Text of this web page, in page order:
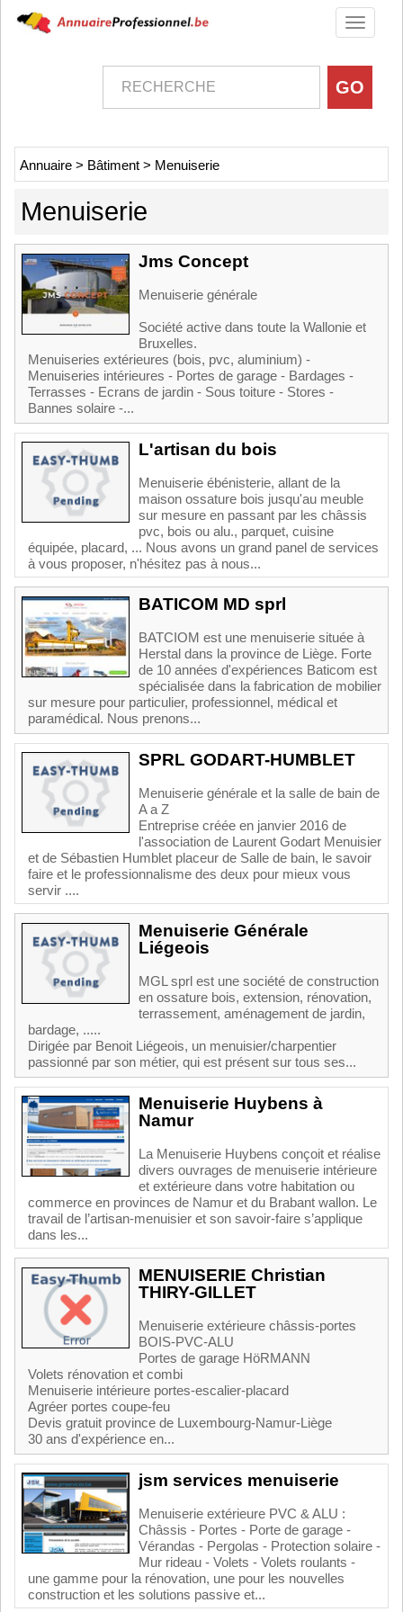
Toggle
Annuaire > Bâtiment > Menuiserie
Menuiserie
Jms Concept
Menuiserie générale
Société active dans toute la Wallonie et
Bruxelles.
Menuiseries extérieures (bois, pvc, aluminium) -
Menuiseries intérieures - Portes de garage - Bardages -
Terrasses - Ecrans de jardin - Sous toiture - Stores -
Bannes solaire -...
L'artisan du bois
Menuiserie ébénisterie, allant de la
maison ossature bois jusqu'au meuble
sur mesure en passant par les châssis
pvc, bois ou alu., parquet, cuisine
équipée, placard, ... Nous avons un grand panel de services
à vous proposer, n'hésitez pas à nous...
BATICOM MD sprl
BATCIOM est une menuiserie située à
Herstal dans la province de Liège. Forte
de 10 années d'expériences Baticom est
spécialisée dans la fabrication de mobilier
sur mesure pour particulier, professionnel, médical et
paramédical. Nous prenons...
SPRL GODART-HUMBLET
Menuiserie générale et la salle de bain de
A a Z
Entreprise créée en janvier 2016 de
l'association de Laurent Godart Menuisier
et de Sébastien Humblet placeur de Salle de bain, le savoir
faire et le professionnalisme des deux pour mieux vous
servir ....
Menuiserie Générale
Liégeois
MGL sprl est une société de construction
en ossature bois, extension, rénovation,
terrassement, aménagement de jardin,
bardage, .....
Dirigée par Benoit Liégeois, un menuisier/charpentier
passionné par son métier, qui est présent sur tous ses...
Menuiserie Huybens à
Namur
La Menuiserie Huybens conçoit et réalise
divers ouvrages de menuiserie intérieure
et extérieure dans votre habitation ou
commerce en provinces de Namur et du Brabant wallon. Le
travail de l’artisan-menuisier et son savoir-faire s’applique
dans les...
MENUISERIE Christian
THIRY-GILLET
Menuiserie extérieure châssis-portes
BOIS-PVC-ALU
Portes de garage HöRMANN
Volets rénovation et combi
Menuiserie intérieure portes-escalier-placard
Agréer portes coupe-feu
Devis gratuit province de Luxembourg-Namur-Liège
30 ans d'expérience en...
jsm services menuiserie
Menuiserie extérieure PVC & ALU :
Châssis - Portes - Porte de garage -
Vérandas - Pergolas - Protection solaire -
Mur rideau - Volets - Volets roulants -
une gamme pour la rénovation, une pour les nouvelles
construction et les solutions passive et...